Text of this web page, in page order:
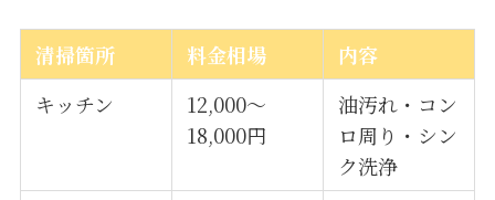
清掃箇所 料金相場
内容
キッチン
12,000〜
18,000円
油汚れ・コン
ロ周り・シン
ク洗浄